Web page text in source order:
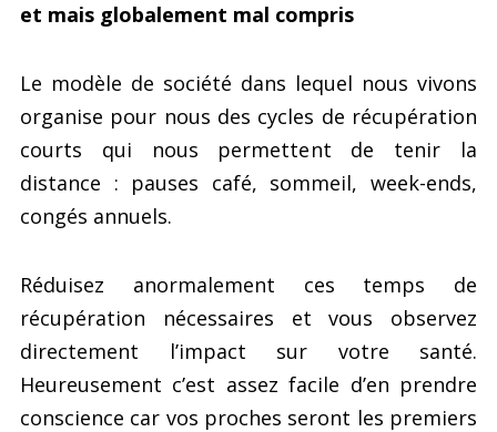
et mais globalement mal compris
Le modèle de société dans lequel nous vivons
organise pour nous des cycles de récupération
courts qui nous permettent de tenir la
distance : pauses café, sommeil, week-ends,
congés annuels.
Réduisez anormalement ces temps de
récupération nécessaires et vous observez
directement l’impact sur votre santé.
Heureusement c’est assez facile d’en prendre
conscience car vos proches seront les premiers